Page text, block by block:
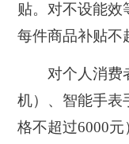
贴。对不设能效
每件商品补贴不
对个人消费者
机）、智能手表
格不超过6000